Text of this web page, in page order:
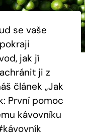
se vaše
jak jí
ji z
článek „Jak
První pomoc
kávovníku